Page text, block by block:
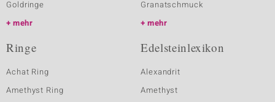
Goldringe
mehr
Granatschmuck
mehr
Ringe
Achat Ring
Amethyst Ring
Edelsteinlexikon
Alexandrit
Amethyst